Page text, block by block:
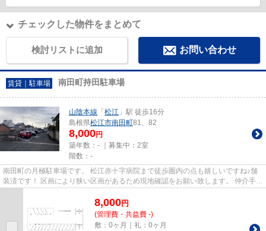
チェックした物件をまとめて
検討リストに追加 お問い合わせ
賃貸｜駐車場 南田町持田駐車場
山陰本線 「 松江 」駅 徒歩16分
島根県松江市南田町81、82
8,000円
築年数：- ｜募集中： 2室
階数：-
南田町の月極駐車場です。 松江赤十字病院まで徒歩圏内の点も嬉しいですね♪舗
装済です！ 区画により狭い区画があるため現地確認をお願い致します。 仲介手数
8,000円
(管理費・共益費 -)
敷：0ヶ月｜礼：0ヶ月